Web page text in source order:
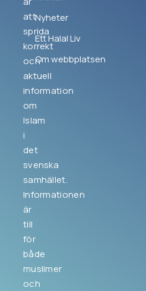
att
sprida
korrekt
och
aktuell
information
om
Islam
i
det
svenska
samhället.
Informationen
är
till
för
både
muslimer
och
Nyheter
Ett Halal Liv
Om webbplatsen